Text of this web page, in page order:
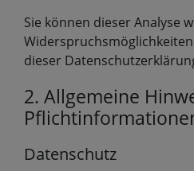
Sie können dieser Analyse
dieser
2. Allgemeine
Datenschutz